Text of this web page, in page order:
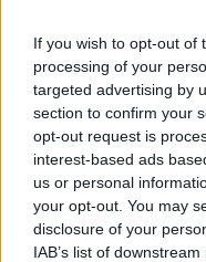
If you wish to opt-out of
processing of your
targeted advertising by
section to confirm your
opt-out request is
interest-based ads
us or personal
your opt-out. You may
disclosure of your
IAB’s list of
AD
FOLGE UNS BEI